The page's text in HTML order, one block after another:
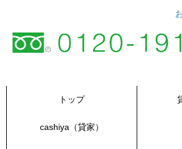
トップ
cashiya（貸家）